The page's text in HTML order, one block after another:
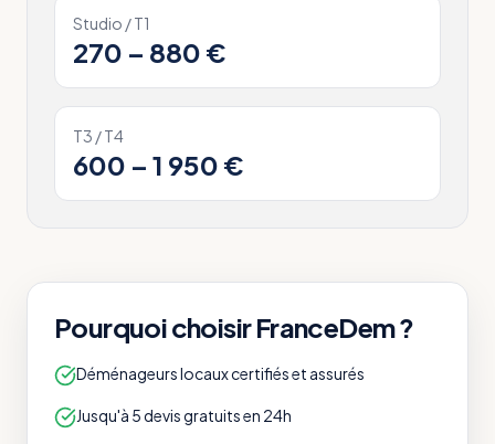
Studio / T1
270 – 880 €
T3 / T4
600 – 1 950 €
Pourquoi choisir FranceDem ?
Déménageurs locaux certifiés et assurés
Jusqu'à 5 devis gratuits en 24h